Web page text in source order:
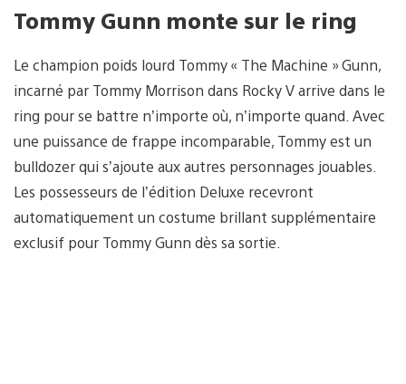
Tommy Gunn monte sur le ring
Le champion poids lourd Tommy « The Machine » Gunn,
incarné par Tommy Morrison dans Rocky V arrive dans le
ring pour se battre n’importe où, n’importe quand. Avec
une puissance de frappe incomparable, Tommy est un
bulldozer qui s’ajoute aux autres personnages jouables.
Les possesseurs de l’édition Deluxe recevront
automatiquement un costume brillant supplémentaire
exclusif pour Tommy Gunn dès sa sortie.